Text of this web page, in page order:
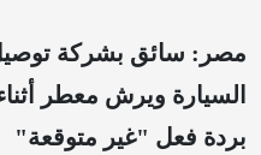
مصر: سائق بشركة
السيارة ويرش معطر
بردة فعل "غير متوقعة"